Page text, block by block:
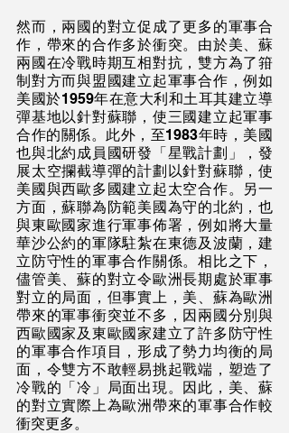
然而，兩國的對立促成了更多的軍事合
作，帶來的合作多於衝突。由於美、蘇
兩國在冷戰時期互相對抗，雙方為了箝
制對方而與盟國建立起軍事合作，例如
美國於1959年在意大利和土耳其建立導
彈基地以針對蘇聯，使三國建立起軍事
合作的關係。此外，至1983年時，美國
也與北約成員國研發「星戰計劃」，發
展太空攔截導彈的計劃以針對蘇聯，使
美國與西歐多國建立起太空合作。另一
方面，蘇聯為防範美國為守的北約，也
與東歐國家進行軍事佈署，例如將大量
華沙公約的軍隊駐紮在東德及波蘭，建
立防守性的軍事合作關係。相比之下，
儘管美、蘇的對立令歐洲長期處於軍事
對立的局面，但事實上，美、蘇為歐洲
帶來的軍事衝突並不多，因兩國分別與
西歐國家及東歐國家建立了許多防守性
的軍事合作項目，形成了勢力均衡的局
面，令雙方不敢輕易挑起戰端，塑造了
冷戰的「冷」局面出現。因此，美、蘇
的對立實際上為歐洲帶來的軍事合作較
衝突更多。